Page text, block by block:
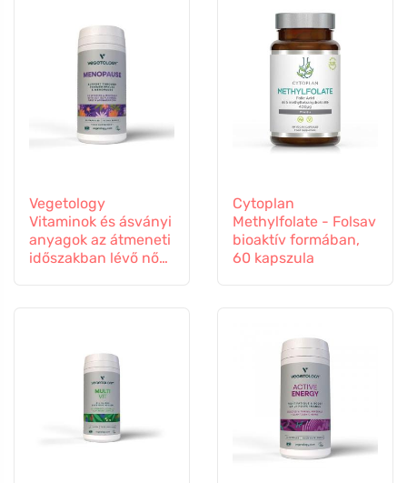
Vegetology
Vitaminok és ásványi
anyagok az átmeneti
időszakban lévő nők
Cytoplan
Methylfolate - Folsav
bioaktív formában,
60 kapszula